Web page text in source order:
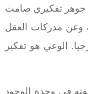
جوهر تفكيري صامت
وعن مدركات العقل
الوعي هو تفكير
في وحدة الوجود